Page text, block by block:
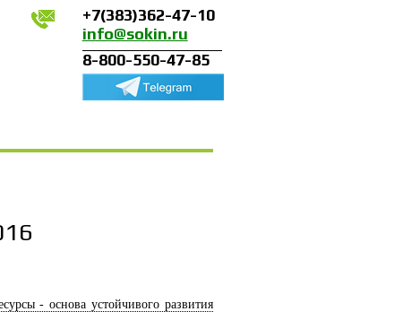
+7(383)362-47-10
info@sokin.ru
8-800-550-47-85
- основа устойчивого развития